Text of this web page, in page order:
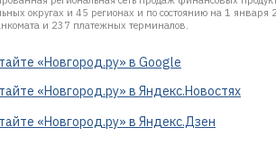
округах и 45 регионах и по состоянию на 1
и 237 платежных терминалов.
«Новгород.ру» в Google
«Новгород.ру» в Яндекс.Новостях
«Новгород.ру» в Яндекс.Дзен